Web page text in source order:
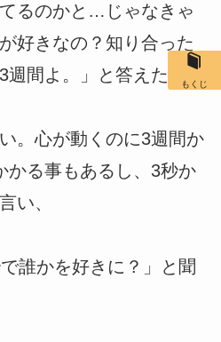
るのかと…じゃなきゃ
好きなの？知り合った
間よ。」と答えた。
。心が動くのに3週間か
かる事もあるし、3秒か
い、
誰かを好きに？」と聞
もくじ